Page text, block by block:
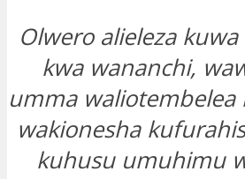
Olwero alieleza
kwa wananchi,
umma
wakionesha
kuhusu umuhimu